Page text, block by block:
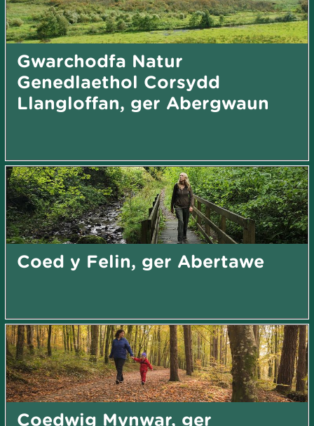
Gwarchodfa Natur
Genedlaethol Corsydd
Llangloffan, ger Abergwaun
Coed y Felin, ger Abertawe
Coedwig Mynwar, ger